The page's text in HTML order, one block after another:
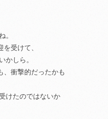
。
を受けて、
かしら。
、衝撃的だったかも
けたのではないか